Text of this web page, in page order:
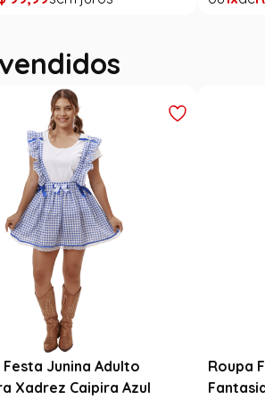
Festa Junina Carimbó
com Girassol
Saia